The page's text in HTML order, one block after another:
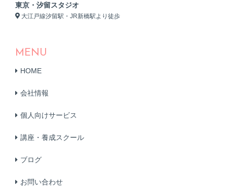
東京・汐留スタジオ
大江戸線汐留駅・JR新橋駅より徒歩
MENU
HOME
会社情報
個人向けサービス
講座・養成スクール
ブログ
お問い合わせ